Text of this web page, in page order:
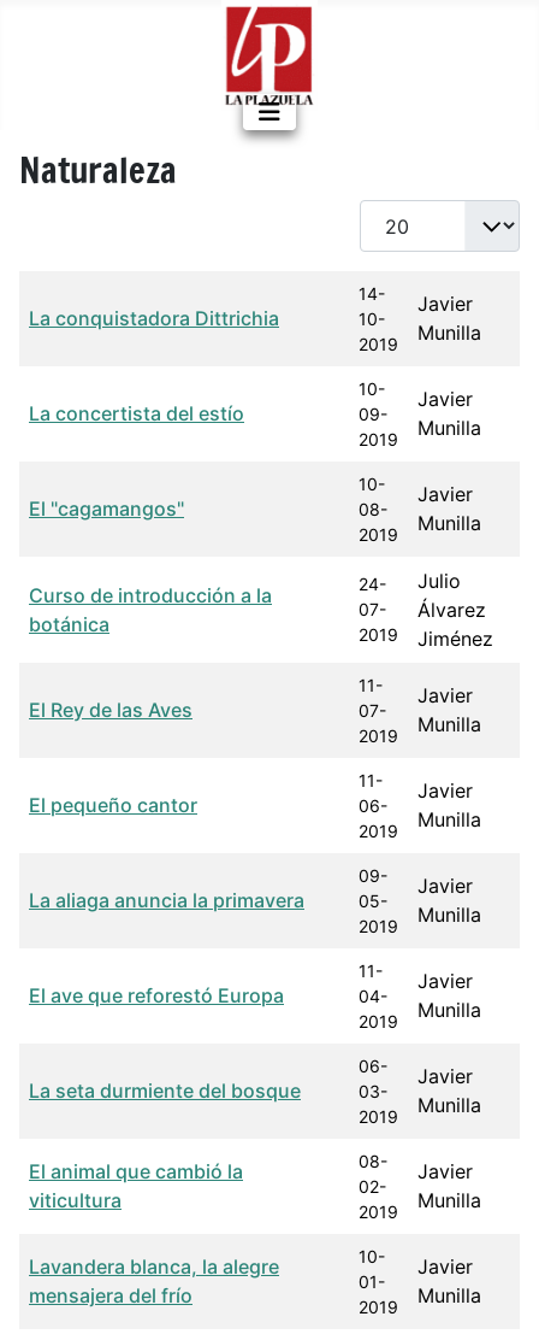
Naturaleza
Cantidad a mostrar
Autor
La conquistadora Dittrichia
14-
10-
2019
Javier
Munilla
La concertista del estío
10-
09-
2019
Javier
Munilla
El "cagamangos"
10-
08-
2019
Javier
Munilla
Curso de introducción a la
botánica
24-
07-
2019
Julio
Álvarez
Jiménez
El Rey de las Aves
11-
07-
2019
Javier
Munilla
El pequeño cantor
11-
06-
2019
Javier
Munilla
La aliaga anuncia la primavera
09-
05-
2019
Javier
Munilla
El ave que reforestó Europa
11-
04-
2019
Javier
Munilla
La seta durmiente del bosque
06-
03-
2019
Javier
Munilla
El animal que cambió la
viticultura
08-
02-
2019
Javier
Munilla
Lavandera blanca, la alegre
mensajera del frío
10-
01-
2019
Javier
Munilla